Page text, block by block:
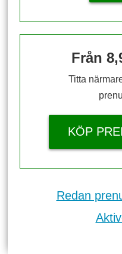
Från
Titta
KÖP
Redan